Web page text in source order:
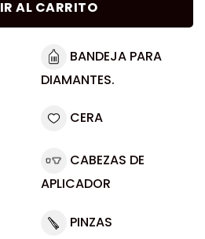
AL CARRITO
BANDEJA PARA
DIAMANTES.
CERA
CABEZAS DE
APLICADOR
PINZAS